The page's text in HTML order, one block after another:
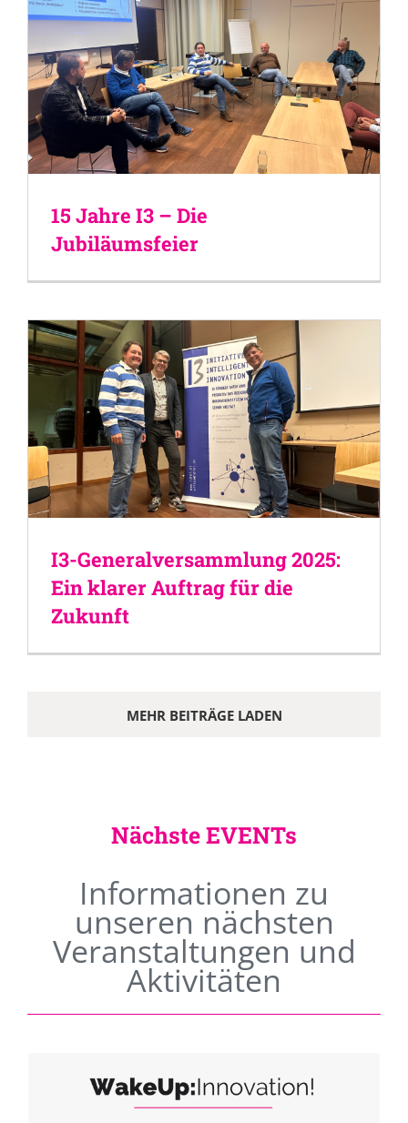
15 Jahre I3 – Die
Jubiläumsfeier
I3-Generalversammlung 2025:
Ein klarer Auftrag für die
Zukunft
MEHR BEITRÄGE LADEN
Nächste EVENTs
Informationen zu
unseren nächsten
Veranstaltungen und
Aktivitäten